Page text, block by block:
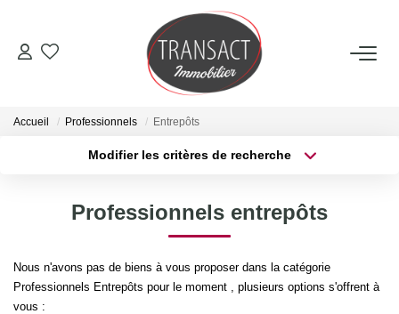
ACCUEIL
Accueil Professionnels Entrepôts
Modifier les critères de recherche
Type de bien
Budget max Plus de critères
Professionnels entrepôts
Nous n'avons pas de biens à vous proposer dans la catégorie
Professionnels Entrepôts pour le moment , plusieurs options s'offrent à
vous :